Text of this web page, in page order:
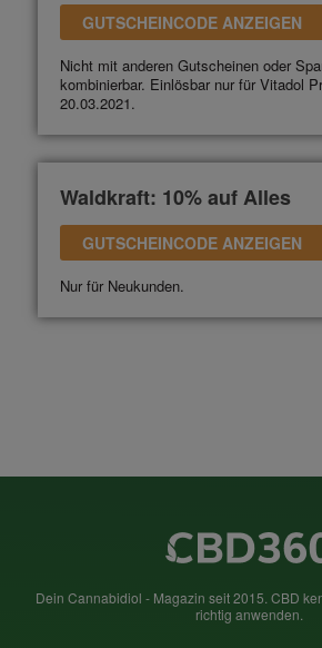
GUTSCHEINCODE ANZEIGEN
Nicht mit anderen Gutscheinen oder
kombinierbar. Einlösbar nur für Vitadol
20.03.2021.
Waldkraft: 10% auf Alles
GUTSCHEINCODE ANZEIGEN
Nur für Neukunden.
Dein Cannabidiol - Magazin seit 2015. CBD
richtig anwenden.